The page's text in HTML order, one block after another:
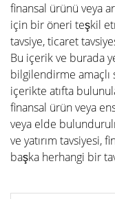
finansal ürünü veya
için bir öneri teşkil
tavsiye, ticaret
Bu içerik ve burada
bilgilendirme amaçlı
içerikte atıfta
finansal ürün veya
veya elde
ve yatırım tavsiyesi,
başka herhangi bir